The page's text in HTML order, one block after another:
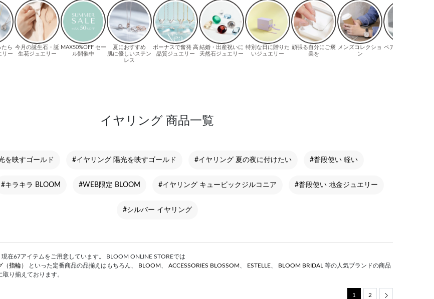
イヤリング 商品一覧
を映すゴールド #イヤリング 陽光を映すゴールド #イヤリング 夏の夜に付けたい #普段使い 軽い
#キラキラ BLOOM #WEB限定 BLOOM #イヤリング キュービックジルコニア #普段使い 地金ジュエリー
#シルバー イヤリング
在67アイテムをご用意しています。 BLOOM ONLINE STOREでは
（指輪） といった定番商品の品揃えはもちろん、 BLOOM ACCESSORIES BLOSSOM ESTELLE BLOOM BRIDAL
等の人気ブランドの商品
取り揃えております。
1 2